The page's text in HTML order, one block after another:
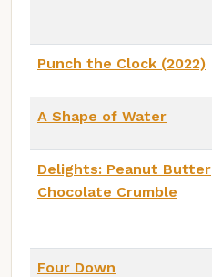
Punch the Clock (2022)
A Shape of Water
Delights: Peanut Butter
Chocolate Crumble
Four Down